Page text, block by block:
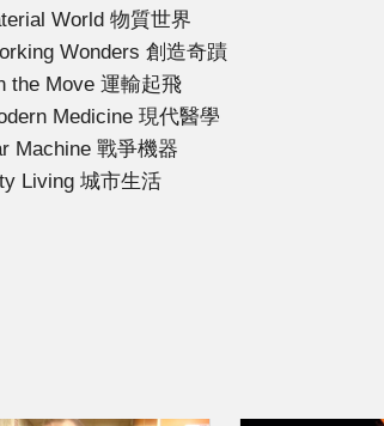
World 物質世界
Wonders 創造奇蹟
the Move 運輸起飛
Medicine 現代醫學
Machine 戰爭機器
Living 城市生活